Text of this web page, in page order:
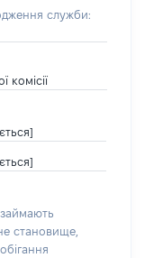
служби:
комісії
становище,